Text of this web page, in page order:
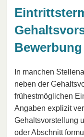
In manchen
neben der
frühestmöglichen
Angaben explizit
Gehaltsvorstellung
oder Abschnitt